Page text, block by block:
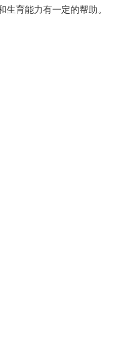
育能力有一定的帮助。